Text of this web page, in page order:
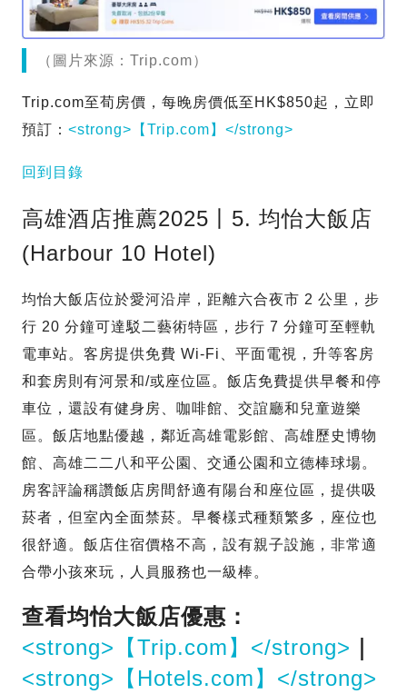
（圖片來源：Trip.com）
Trip.com至荀房價，每晚房價低至HK$850起，立即
預訂： <strong>【Trip.com】</strong>
回到目錄
高雄酒店推薦2025丨5. 均怡大飯店
(Harbour 10 Hotel)
均怡大飯店位於愛河沿岸，距離六合夜市 2 公里，步
行 20 分鐘可達駁二藝術特區，步行 7 分鐘可至輕軌
電車站。客房提供免費 Wi-Fi、平面電視，升等客房
和套房則有河景和/或座位區。飯店免費提供早餐和停
車位，還設有健身房、咖啡館、交誼廳和兒童遊樂
區。飯店地點優越，鄰近高雄電影館、高雄歷史博物
館、高雄二二八和平公園、交通公園和立德棒球場。
房客評論稱讚飯店房間舒適有陽台和座位區，提供吸
菸者，但室內全面禁菸。早餐樣式種類繁多，座位也
很舒適。飯店住宿價格不高，設有親子設施，非常適
合帶小孩來玩，人員服務也一級棒。
查看均怡大飯店優惠：
<strong>【Trip.com】</strong>
<strong>【Hotels.com】</strong>